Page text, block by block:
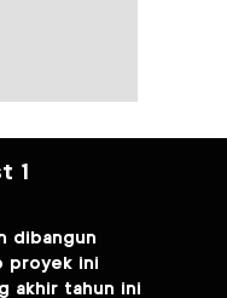
1
dibangun
proyek ini
akhir tahun ini